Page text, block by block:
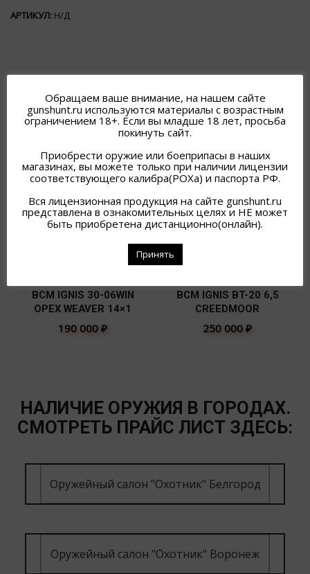
АРТИКУЛ: Н/Д
ПОХОЖИЕ ТОВАРЫ
BCM IGNIS 30-06WIN
ОРЕХ WEAVER 14×1
190 000 ₽
BCM IGNIS BT-20 6,5
СREEDMOOR
250 000 ₽
НАЛИЧИЕ ОРУЖИЯ В ГОРОДАХ.
СМОТРЕТЬ ПРАЙС ЛИСТ ЗДЕСЬ:
Оружейный салон "Охотник" Белгород
Оружейный салон "Охотник" Воронеж
Обращаем ваше внимание, на нашем сайте
gunshunt.ru используются материалы с возрастным
ограничением 18+. Если вы младше 18 лет, просьба
покинуть сайт.
Приобрести оружие или боеприпасы в наших
магазинах, вы можете только при наличии лицензии
соответствующего калибра(РОХа) и паспорта РФ.
Вся лицензионная продукция на сайте gunshunt.ru
представлена в ознакомительных целях и НЕ может
быть приобретена дистанционно(онлайн).
Принять